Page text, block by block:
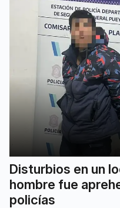
Disturbios en un
hombre fue
policías